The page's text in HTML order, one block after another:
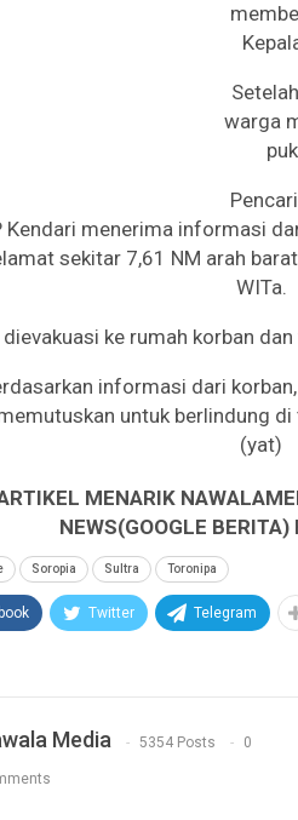
warga
Kendari menerima informasi
sekitar 7,61 NM arah
WITa.
ke rumah korban
informasi dari
untuk berlindung
(yat)
MENARIK
NEWS(GOOGLE BERITA)
Soropia Sultra Toronipa
Twitter Telegram
Media 5354 Posts 0